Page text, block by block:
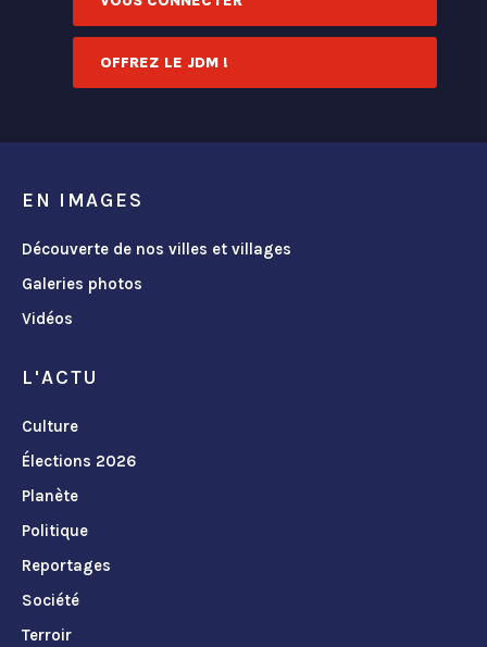
OFFREZ LE JDM !
EN IMAGES
Découverte de nos villes et villages
Galeries photos
Vidéos
L'ACTU
Culture
Élections 2026
Planète
Politique
Reportages
Société
Terroir